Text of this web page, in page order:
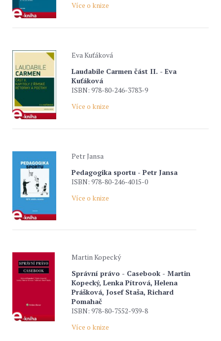
Více o knize
Eva Kuťáková
Laudabile Carmen část II. - Eva
Kuťáková
ISBN: 978-80-246-3783-9
Více o knize
Petr Jansa
Pedagogika sportu - Petr Jansa
ISBN: 978-80-246-4015-0
Více o knize
Martin Kopecký
Správní právo - Casebook - Martin
Kopecký, Lenka Pítrová, Helena
Prášková, Josef Staša, Richard
Pomahač
ISBN: 978-80-7552-939-8
Více o knize